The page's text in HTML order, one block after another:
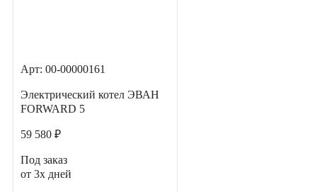
Арт: 00-00000161
Электрический котел ЭВАН
FORWARD 5
59 580 ₽
Под заказ
от 3х дней